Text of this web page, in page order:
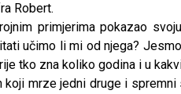
Robert.
primjerima pokazao
učimo li mi od njega?
tko zna koliko godina i u
koji mrze jedni druge i